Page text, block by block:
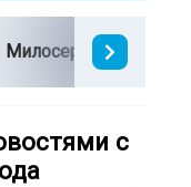
Милосердие
с